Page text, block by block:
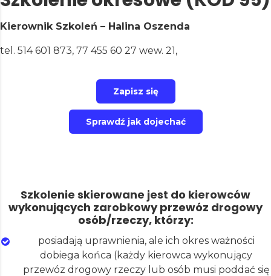
Kierownik Szkoleń – Halina Oszenda
tel. 514 601 873, 77 455 60 27 wew. 21,
Zapisz się
Sprawdź jak dojechać
Szkolenie skierowane jest do kierowców
wykonujących zarobkowy przewóz drogowy
osób/rzeczy, którzy:
posiadają uprawnienia, ale ich okres ważności
dobiega końca (każdy kierowca wykonujący
przewóz drogowy rzeczy lub osób musi poddać się